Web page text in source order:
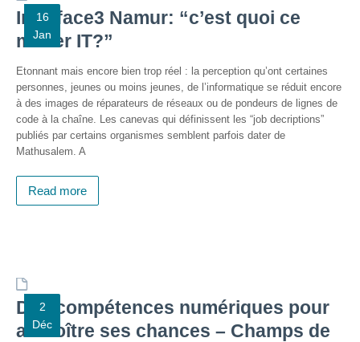
16
Jan
Interface3 Namur: “c’est quoi ce
métier IT?”
Etonnant mais encore bien trop réel : la perception qu’ont certaines
personnes, jeunes ou moins jeunes, de l’informatique se réduit encore
à des images de réparateurs de réseaux ou de pondeurs de lignes de
code à la chaîne. Les canevas qui définissent les “job decriptions”
publiés par certains organismes semblent parfois dater de
Mathusalem. A
Read more
2
Déc
Des compétences numériques pour
accroître ses chances – Champs de
– Le
numérique
au travail
SocioConnect
– Aider son
public avec le
numérique
Pour
Espace
Public
Numérique